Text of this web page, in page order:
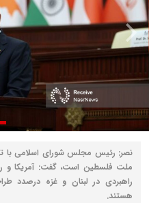
نصر: رئیس مجلس شورای اسلامی با
ملت فلسطین است، گفت: آمریکا و
راهبردی در لبنان و غزه درصدد
هستند.